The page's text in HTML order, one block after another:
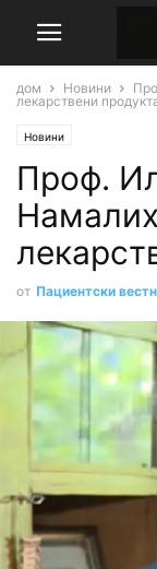
дом Новини
лекарствени
Новини
Проф.
от Пациентски